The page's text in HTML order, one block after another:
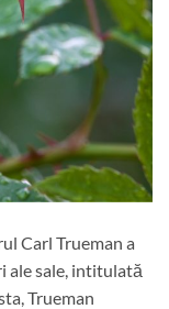
Carl Trueman a
ale sale, intitulată
Trueman